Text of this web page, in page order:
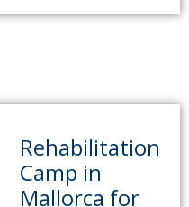
Rehabilitation
Camp in
Mallorca for